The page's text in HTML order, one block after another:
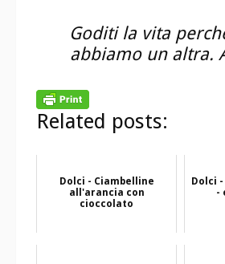
Goditi la vita
abbiamo un altra.
Related posts:
Dolci - Ciambelline
all'arancia con
cioccolato
Dolci
-